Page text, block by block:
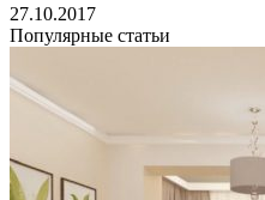
27.10.2017
Популярные статьи